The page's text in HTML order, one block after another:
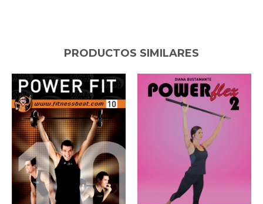
PRODUCTOS SIMILARES